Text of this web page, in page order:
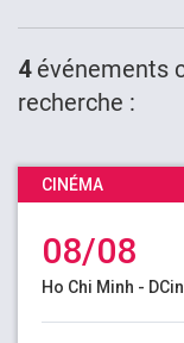
MON PANIER
4 événements
recherche :
CINÉMA
08/08
Ho Chi Minh -